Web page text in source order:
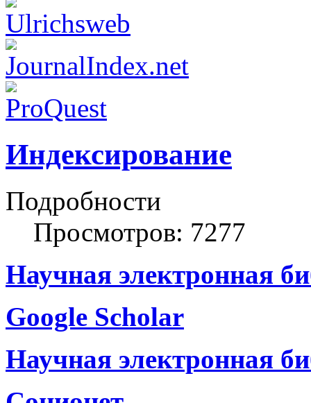
Индексирование
Подробности
Просмотров: 7277
Научная электронная
Google Scholar
Научная электронная